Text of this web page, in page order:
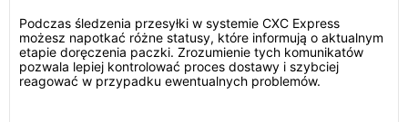
Podczas śledzenia przesyłki w systemie CXC Express
możesz napotkać różne statusy, które informują o aktualnym
etapie doręczenia paczki. Zrozumienie tych komunikatów
pozwala lepiej kontrolować proces dostawy i szybciej
reagować w przypadku ewentualnych problemów.